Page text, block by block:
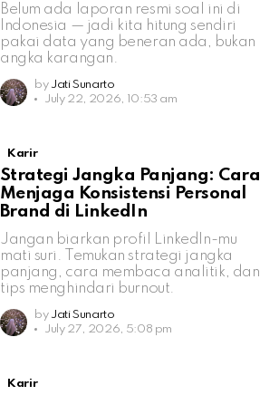
Belum ada laporan resmi soal ini di
Indonesia — jadi kita hitung sendiri
pakai data yang beneran ada, bukan
angka karangan.
by Jati Sunarto
July 22, 2026, 10:53 am
Karir
Strategi Jangka Panjang: Cara
Menjaga Konsistensi Personal
Brand di LinkedIn
Jangan biarkan profil LinkedIn-mu
mati suri. Temukan strategi jangka
panjang, cara membaca analitik, dan
tips menghindari burnout.
by Jati Sunarto
July 27, 2026, 5:08 pm
Karir